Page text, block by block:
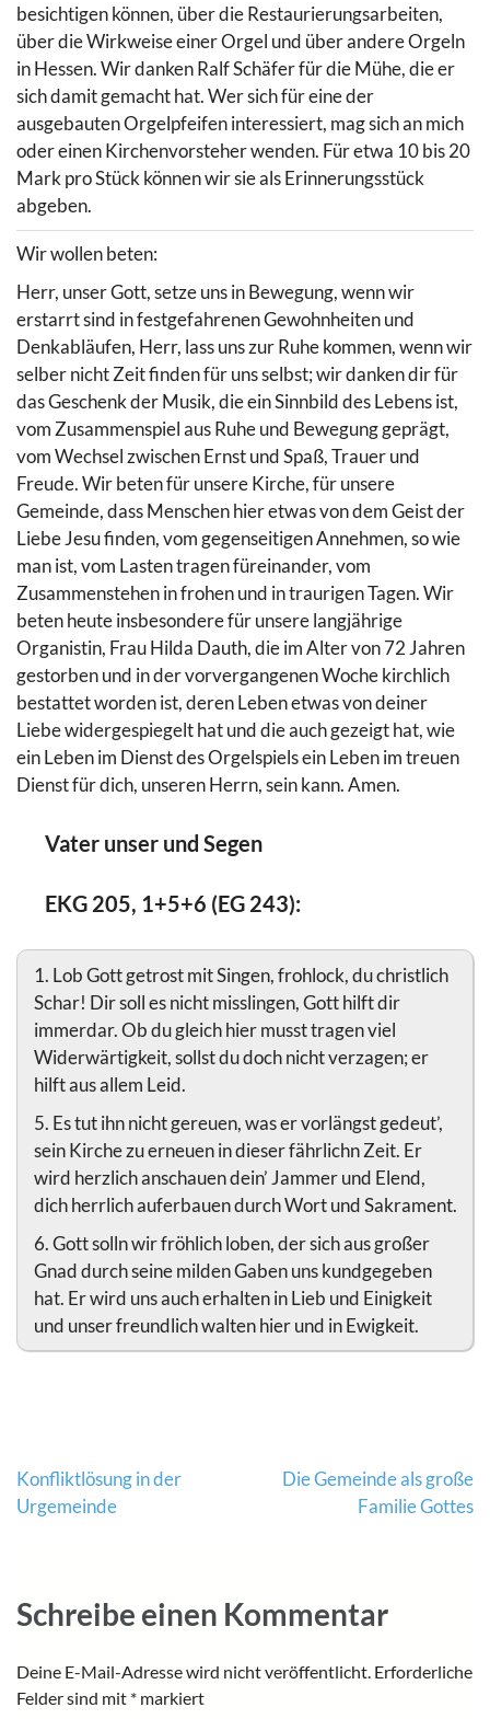
besichtigen können, über die Restaurierungsarbeiten,
über die Wirkweise einer Orgel und über andere Orgeln
in Hessen. Wir danken Ralf Schäfer für die Mühe, die er
sich damit gemacht hat. Wer sich für eine der
ausgebauten Orgelpfeifen interessiert, mag sich an mich
oder einen Kirchenvorsteher wenden. Für etwa 10 bis 20
Mark pro Stück können wir sie als Erinnerungsstück
abgeben.
Wir wollen beten:
Herr, unser Gott, setze uns in Bewegung, wenn wir
erstarrt sind in festgefahrenen Gewohnheiten und
Denkabläufen, Herr, lass uns zur Ruhe kommen, wenn wir
selber nicht Zeit finden für uns selbst; wir danken dir für
das Geschenk der Musik, die ein Sinnbild des Lebens ist,
vom Zusammenspiel aus Ruhe und Bewegung geprägt,
vom Wechsel zwischen Ernst und Spaß, Trauer und
Freude. Wir beten für unsere Kirche, für unsere
Gemeinde, dass Menschen hier etwas von dem Geist der
Liebe Jesu finden, vom gegenseitigen Annehmen, so wie
man ist, vom Lasten tragen füreinander, vom
Zusammenstehen in frohen und in traurigen Tagen. Wir
beten heute insbesondere für unsere langjährige
Organistin, Frau Hilda Dauth, die im Alter von 72 Jahren
gestorben und in der vorvergangenen Woche kirchlich
bestattet worden ist, deren Leben etwas von deiner
Liebe widergespiegelt hat und die auch gezeigt hat, wie
ein Leben im Dienst des Orgelspiels ein Leben im treuen
Dienst für dich, unseren Herrn, sein kann. Amen.
Vater unser und Segen
EKG 205, 1+5+6 (EG 243):
1. Lob Gott getrost mit Singen, frohlock, du christlich
Schar! Dir soll es nicht misslingen, Gott hilft dir
immerdar. Ob du gleich hier musst tragen viel
Widerwärtigkeit, sollst du doch nicht verzagen; er
hilft aus allem Leid.
5. Es tut ihn nicht gereuen, was er vorlängst gedeut’,
sein Kirche zu erneuen in dieser fährlichn Zeit. Er
wird herzlich anschauen dein’ Jammer und Elend,
dich herrlich auferbauen durch Wort und Sakrament.
6. Gott solln wir fröhlich loben, der sich aus großer
Gnad durch seine milden Gaben uns kundgegeben
hat. Er wird uns auch erhalten in Lieb und Einigkeit
und unser freundlich walten hier und in Ewigkeit.
Beitragsnavigation
Konfliktlösung in der
Urgemeinde
Die Gemeinde als große
Familie Gottes
Schreibe einen Kommentar
Deine E-Mail-Adresse wird nicht veröffentlicht. Erforderliche
Felder sind mit * markiert